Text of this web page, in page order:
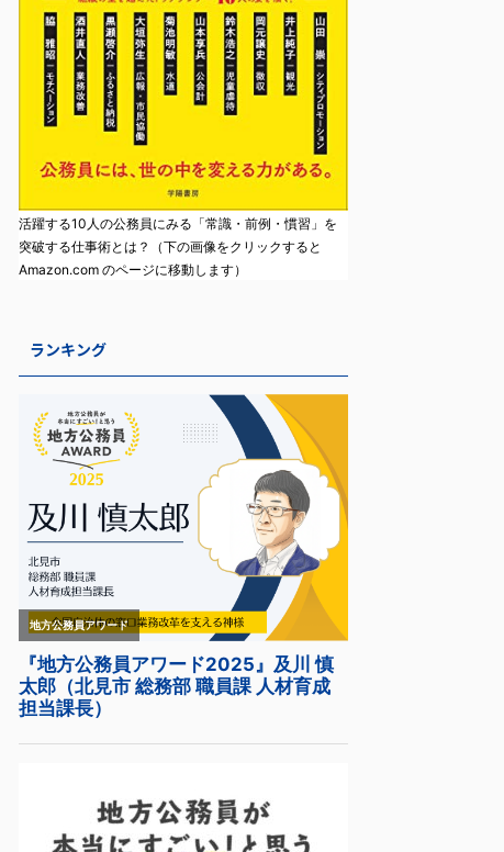
活躍する10人の公務員にみる「常識・前例・慣習」を
突破する仕事術とは？（下の画像をクリックすると
Amazon.com のページに移動します）
ランキング